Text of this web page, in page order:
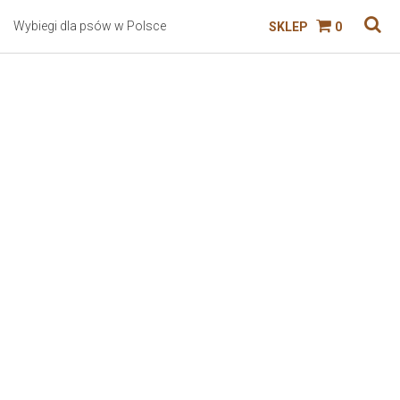
Wybiegi dla psów w Polsce SKLEP 0